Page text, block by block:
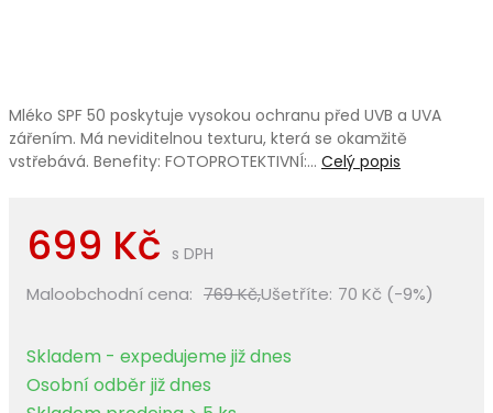
Mléko SPF 50 poskytuje vysokou ochranu před UVB a UVA
zářením. Má neviditelnou texturu, která se okamžitě
vstřebává. Benefity: FOTOPROTEKTIVNÍ:… Celý popis
699 Kč s DPH
Maloobchodní cena: 769 Kč,Ušetříte: 70 Kč (-9%)
Skladem - expedujeme již dnes
Osobní odběr již dnes